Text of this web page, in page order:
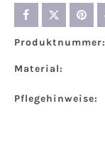
Produktnummer:
Material:
Pflegehinweise: